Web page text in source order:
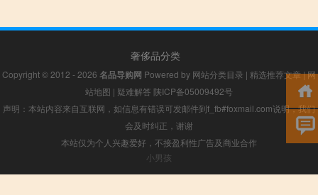
奢侈品分类
Copyright © 2012 - 2026 名品导购网 Powered by 网站分类目录 | 精选推荐文章|网
站地图 | 疑难解答 陕ICP备05009492号
声明：本站内容来自互联网，如信息有错误可发邮件到f_fb#foxmail.com说明，我们
会及时纠正，谢谢
本站仅为个人兴趣爱好，不接盈利性广告及商业合作
小男孩